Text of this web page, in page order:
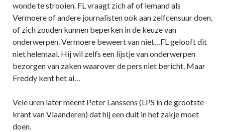
wonde te strooien. FL vraagt zich af of iemand als
Vermoere of andere journalisten ook aan zelfcensuur doen,
of zich zouden kunnen beperken in de keuze van
onderwerpen. Vermoere beweert van niet…FL gelooft dit
niet helemaal. Hij wil zelfs een lijstje van onderwerpen
bezorgen van zaken waarover de pers niet bericht. Maar
Freddy kent het al…
Vele uren later meent Peter Lanssens (LPS in de grootste
krant van Vlaanderen) dat hij een duit in het zakje moet
doen.